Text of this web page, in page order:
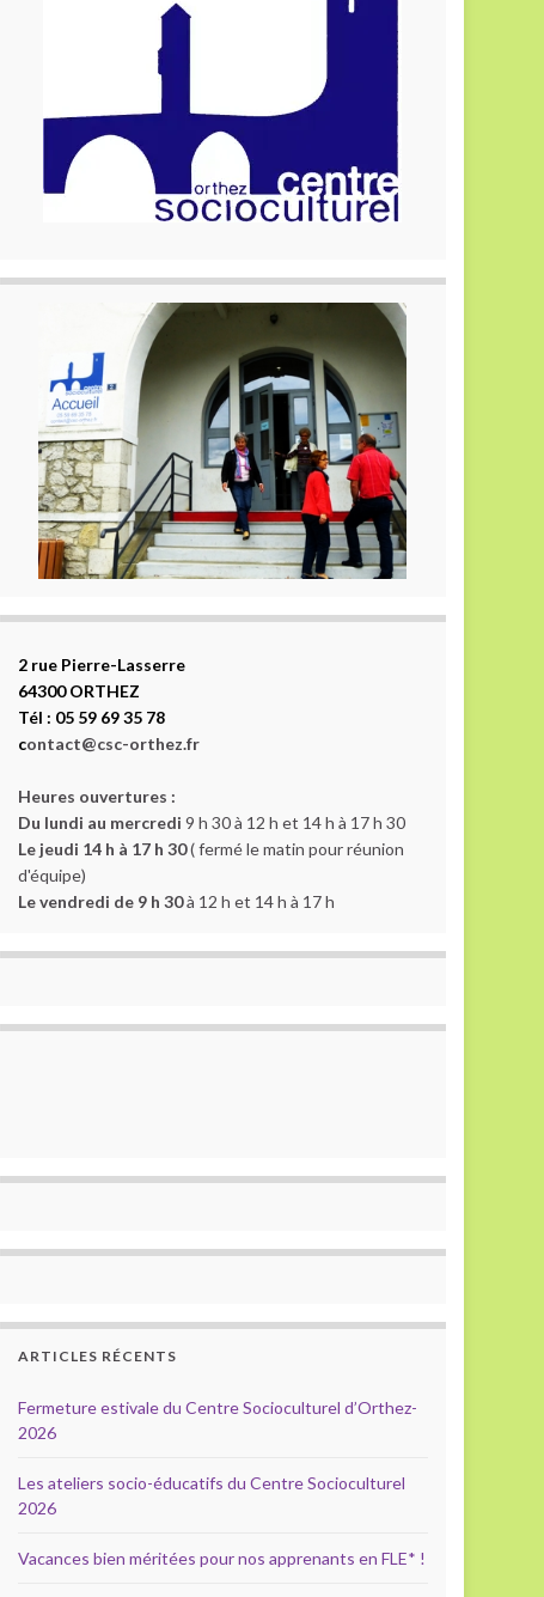
2 rue Pierre-Lasserre
64300 ORTHEZ
Tél : 05 59 69 35 78
contact@csc-orthez.fr
Heures ouvertures :
Du lundi au mercredi 9 h 30 à 12 h et 14 h à 17 h 30
Le jeudi 14 h à 17 h 30( fermé le matin pour réunion
d'équipe)
Le vendredi de 9 h 30à 12 h et 14 h à 17 h
ARTICLES RÉCENTS
Fermeture estivale du Centre Socioculturel d’Orthez-
2026
Les ateliers socio-éducatifs du Centre Socioculturel
2026
Vacances bien méritées pour nos apprenants en FLE* !